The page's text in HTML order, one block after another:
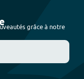
grâce à notre